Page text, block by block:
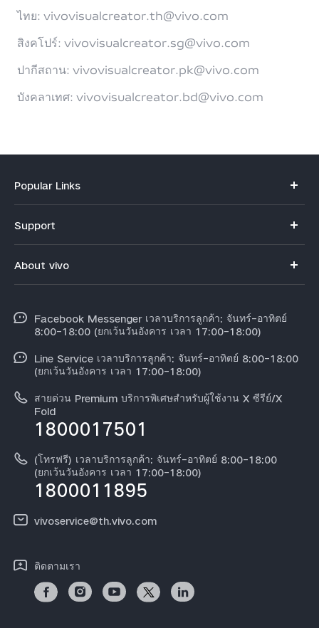
ไทย: vivovisualcreator.th@vivo.com
สิงคโปร์: vivovisualcreator.sg@vivo.com
ปากีสถาน: vivovisualcreator.pk@vivo.com
บังคลาเทศ: vivovisualcreator.bd@vivo.com
Popular Links
X300
Y31 5G
Support
Funtouch OS
สอบถามเกี่ยวกับราคาอะไหล่
การตรวจยืนยันหมายเลข IMEI
คำแนะนำเกี่ยวกับบัตรรับประกันของ vivo
ดาวน์โหลด LUTs สำหรับการคืนค่า Log
About vivo
ข้อมูลข่าว
สมัครงานที่ vivo
ข้อกฏหมาย
เกี่ยวกับเรา
ศูนย์ความเป็นส่วนตัวของวีโว่
ความยั่งยืน
Facebook Messenger เวลาบริการลูกค้า: จันทร์-อาทิตย์
8:00-18:00 (ยกเว้นวันอังคาร เวลา 17:00-18:00)
Line Service เวลาบริการลูกค้า: จันทร์-อาทิตย์ 8:00-18:00
(ยกเว้นวันอังคาร เวลา 17:00-18:00)
สายด่วน Premium บริการพิเศษสำหรับผู้ใช้งาน X ซีรีย์/X
Fold
1800017501
(โทรฟรี) เวลาบริการลูกค้า: จันทร์-อาทิตย์ 8:00-18:00
(ยกเว้นวันอังคาร เวลา 17:00-18:00)
1800011895
vivoservice@th.vivo.com
ติดตามเรา